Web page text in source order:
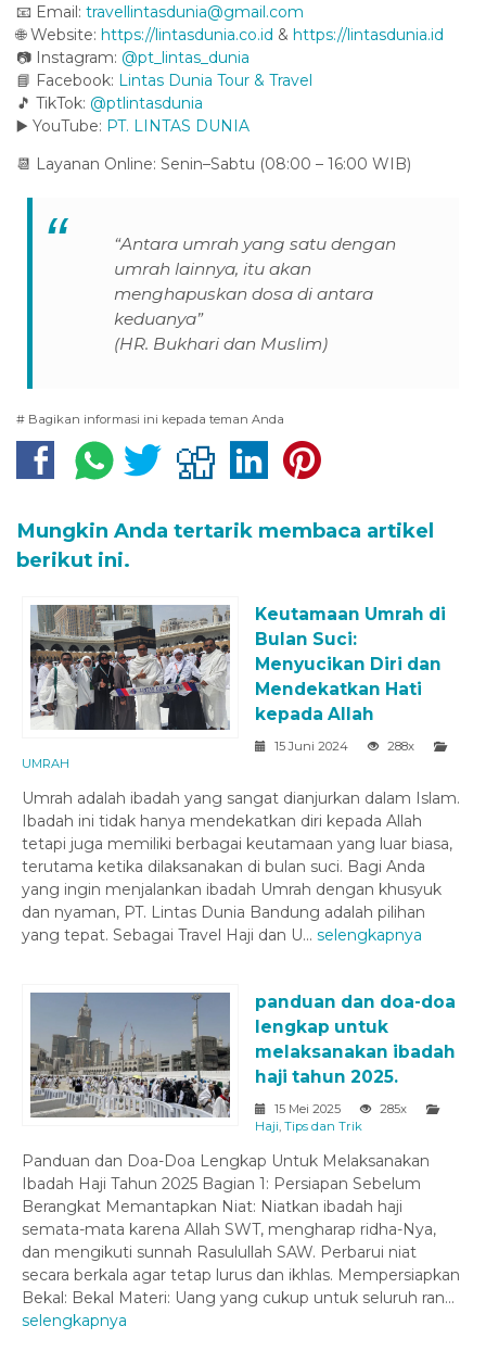
📧 Email: travellintasdunia@gmail.com
🌐 Website: https://lintasdunia.co.id & https://lintasdunia.id
📷 Instagram: @pt_lintas_dunia
📘 Facebook: Lintas Dunia Tour & Travel
🎵 TikTok: @ptlintasdunia
▶️ YouTube: PT. LINTAS DUNIA
📆 Layanan Online: Senin–Sabtu (08:00 – 16:00 WIB)
“Antara umrah yang satu dengan
umrah lainnya, itu akan
menghapuskan dosa di antara
keduanya”
(HR. Bukhari dan Muslim)
# Bagikan informasi ini kepada teman Anda
Mungkin Anda tertarik membaca artikel
berikut ini.
Keutamaan Umrah di
Bulan Suci:
Menyucikan Diri dan
Mendekatkan Hati
kepada Allah
15 Juni 2024
288x
UMRAH
Umrah adalah ibadah yang sangat dianjurkan dalam Islam.
Ibadah ini tidak hanya mendekatkan diri kepada Allah
tetapi juga memiliki berbagai keutamaan yang luar biasa,
terutama ketika dilaksanakan di bulan suci. Bagi Anda
yang ingin menjalankan ibadah Umrah dengan khusyuk
dan nyaman, PT. Lintas Dunia Bandung adalah pilihan
yang tepat. Sebagai Travel Haji dan U... selengkapnya
panduan dan doa-doa
lengkap untuk
melaksanakan ibadah
haji tahun 2025.
15 Mei 2025
285x
Haji Tips dan Trik
Panduan dan Doa-Doa Lengkap Untuk Melaksanakan
Ibadah Haji Tahun 2025 Bagian 1: Persiapan Sebelum
Berangkat Memantapkan Niat: Niatkan ibadah haji
semata-mata karena Allah SWT, mengharap ridha-Nya,
dan mengikuti sunnah Rasulullah SAW. Perbarui niat
secara berkala agar tetap lurus dan ikhlas. Mempersiapkan
Bekal: Bekal Materi: Uang yang cukup untuk seluruh ran...
selengkapnya